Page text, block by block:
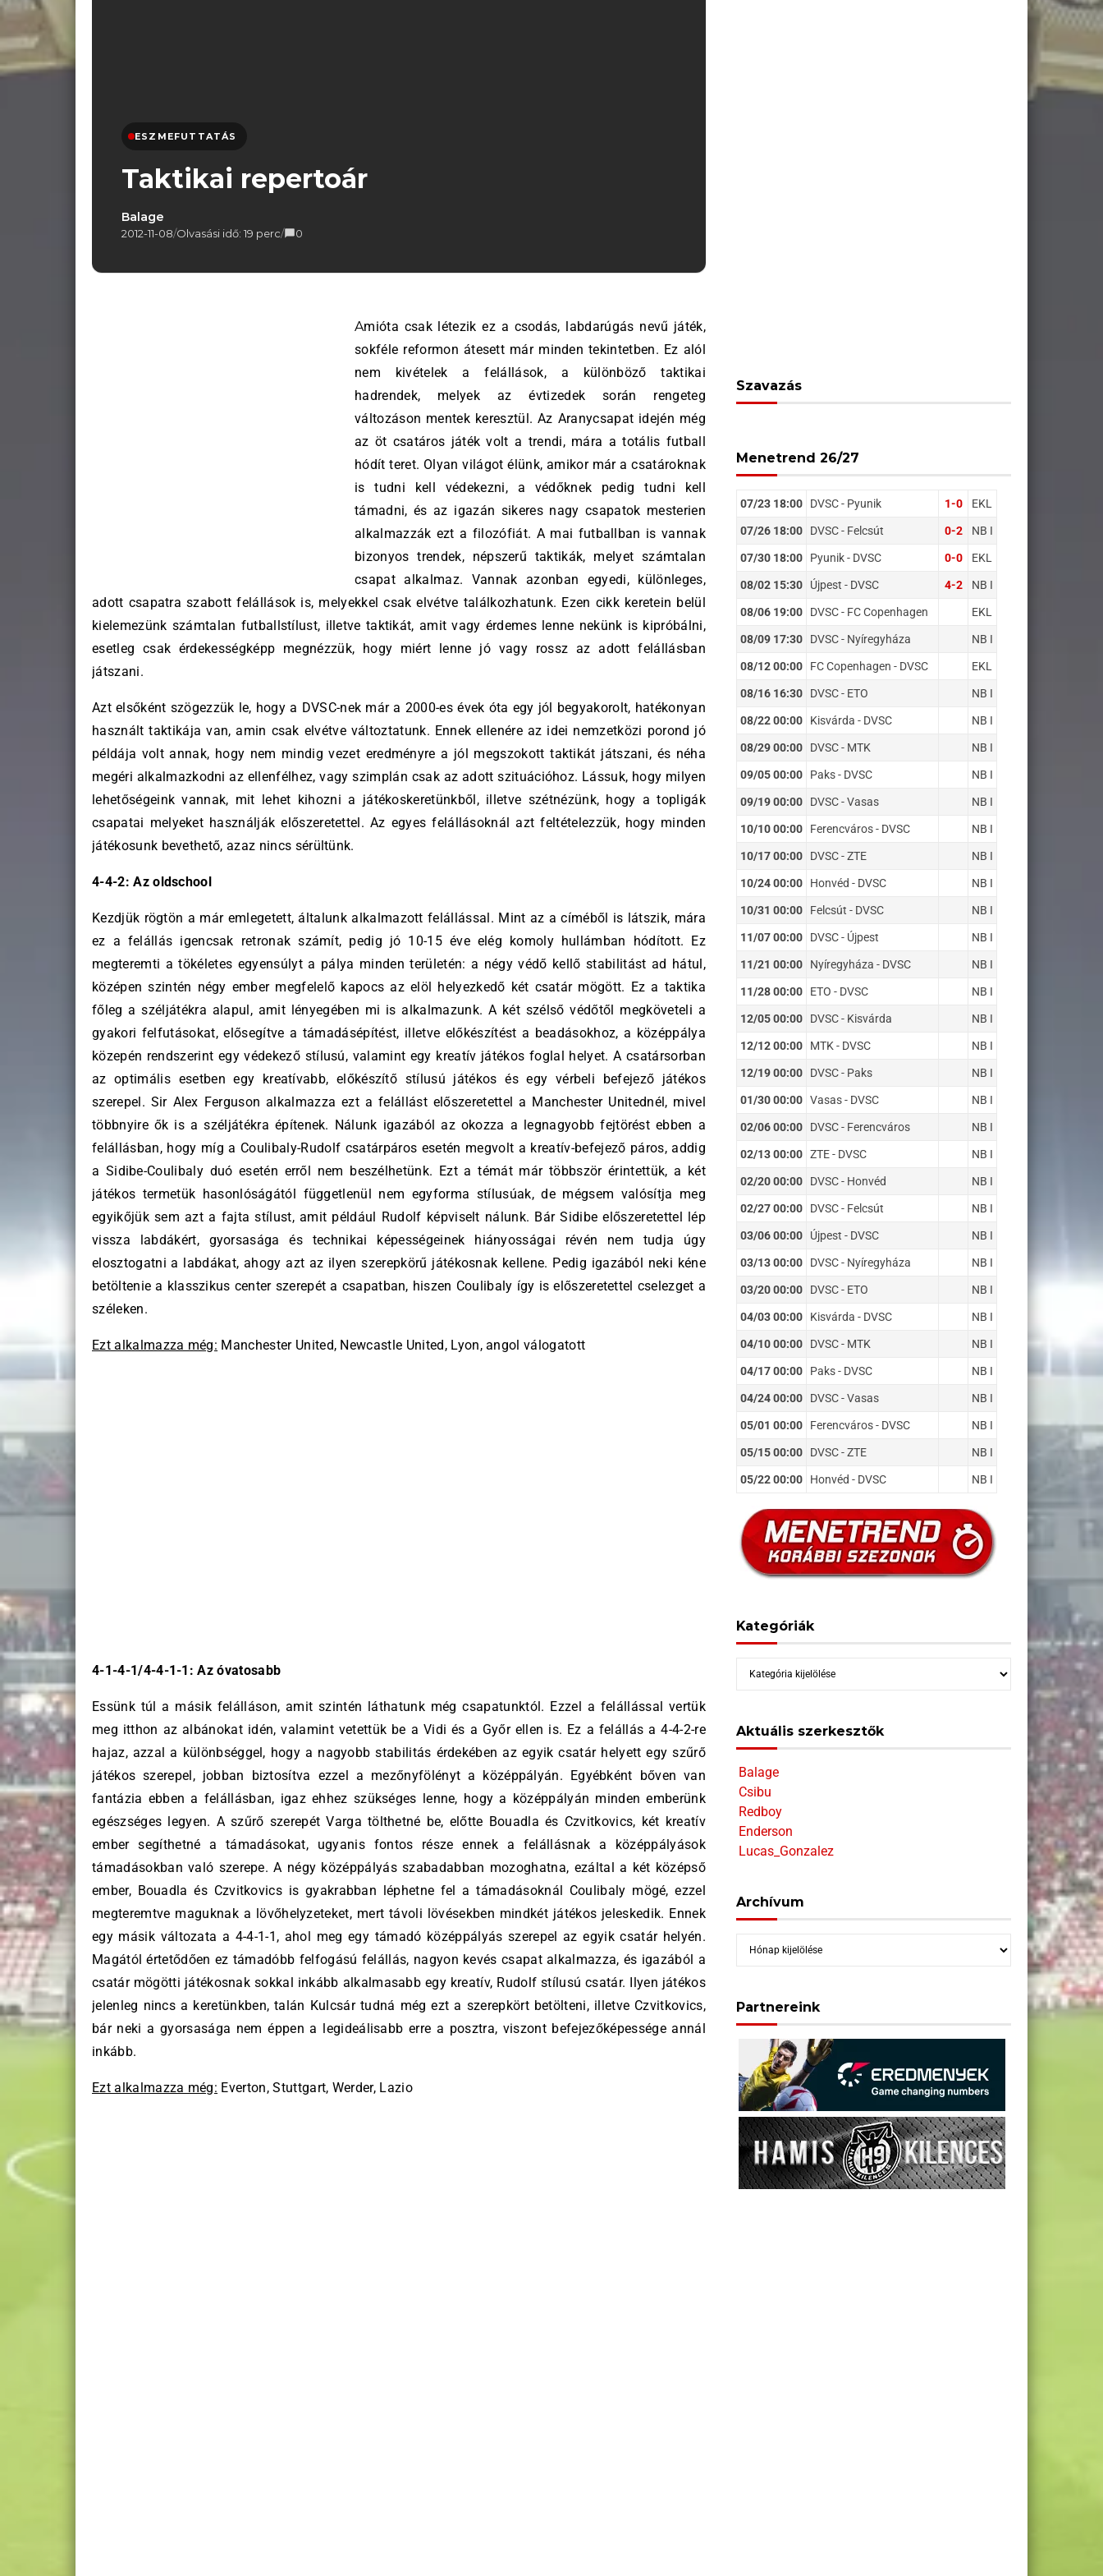
ESZMEFUTTATÁS
Taktikai repertoár
Balage
2012-11-08/Olvasási idő: 19 perc/ 0
Amióta csak létezik ez a csodás, labdarúgás nevű játék,
sokféle reformon átesett már minden tekintetben. Ez alól
nem kivételek a felállások, a különböző taktikai
hadrendek, melyek az évtizedek során rengeteg
változáson mentek keresztül. Az Aranycsapat idején még
az öt csatáros játék volt a trendi, mára a totális futball
hódít teret. Olyan világot élünk, amikor már a csatároknak
is tudni kell védekezni, a védőknek pedig tudni kell
támadni, és az igazán sikeres nagy csapatok mesterien
alkalmazzák ezt a filozófiát. A mai futballban is vannak
bizonyos trendek, népszerű taktikák, melyet számtalan
csapat alkalmaz. Vannak azonban egyedi, különleges,
adott csapatra szabott felállások is, melyekkel csak elvétve találkozhatunk. Ezen cikk keretein belül
kielemezünk számtalan futballstílust, illetve taktikát, amit vagy érdemes lenne nekünk is kipróbálni,
esetleg csak érdekességképp megnézzük, hogy miért lenne jó vagy rossz az adott felállásban
játszani.
Azt elsőként szögezzük le, hogy a DVSC-nek már a 2000-es évek óta egy jól begyakorolt, hatékonyan
használt taktikája van, amin csak elvétve változtatunk. Ennek ellenére az idei nemzetközi porond jó
példája volt annak, hogy nem mindig vezet eredményre a jól megszokott taktikát játszani, és néha
megéri alkalmazkodni az ellenfélhez, vagy szimplán csak az adott szituációhoz. Lássuk, hogy milyen
lehetőségeink vannak, mit lehet kihozni a játékoskeretünkből, illetve szétnézünk, hogy a topligák
csapatai melyeket használják előszeretettel. Az egyes felállásoknál azt feltételezzük, hogy minden
játékosunk bevethető, azaz nincs sérültünk.
4-4-2: Az oldschool
Kezdjük rögtön a már emlegetett, általunk alkalmazott felállással. Mint az a címéből is látszik, mára
ez a felállás igencsak retronak számít, pedig jó 10-15 éve elég komoly hullámban hódított. Ez
megteremti a tökéletes egyensúlyt a pálya minden területén: a négy védő kellő stabilitást ad hátul,
középen szintén négy ember megfelelő kapocs az elöl helyezkedő két csatár mögött. Ez a taktika
főleg a széljátékra alapul, amit lényegében mi is alkalmazunk. A két szélső védőtől megköveteli a
gyakori felfutásokat, elősegítve a támadásépítést, illetve előkészítést a beadásokhoz, a középpálya
közepén rendszerint egy védekező stílusú, valamint egy kreatív játékos foglal helyet. A csatársorban
az optimális esetben egy kreatívabb, előkészítő stílusú játékos és egy vérbeli befejező játékos
szerepel. Sir Alex Ferguson alkalmazza ezt a felállást előszeretettel a Manchester Unitednél, mivel
többnyire ők is a széljátékra építenek. Nálunk igazából az okozza a legnagyobb fejtörést ebben a
felállásban, hogy míg a Coulibaly-Rudolf csatárpáros esetén megvolt a kreatív-befejező páros, addig
a Sidibe-Coulibaly duó esetén erről nem beszélhetünk. Ezt a témát már többször érintettük, a két
játékos termetük hasonlóságától függetlenül nem egyforma stílusúak, de mégsem valósítja meg
egyikőjük sem azt a fajta stílust, amit például Rudolf képviselt nálunk. Bár Sidibe előszeretettel lép
vissza labdákért, gyorsasága és technikai képességeinek hiányosságai révén nem tudja úgy
elosztogatni a labdákat, ahogy azt az ilyen szerepkörű játékosnak kellene. Pedig igazából neki kéne
betöltenie a klasszikus center szerepét a csapatban, hiszen Coulibaly így is előszeretettel cselezget a
széleken.
Ezt alkalmazza még: Manchester United, Newcastle United, Lyon, angol válogatott
4-1-4-1/4-4-1-1: Az óvatosabb
Essünk túl a másik felálláson, amit szintén láthatunk még csapatunktól. Ezzel a felállással vertük
meg itthon az albánokat idén, valamint vetettük be a Vidi és a Győr ellen is. Ez a felállás a 4-4-2-re
hajaz, azzal a különbséggel, hogy a nagyobb stabilitás érdekében az egyik csatár helyett egy szűrő
játékos szerepel, jobban biztosítva ezzel a mezőnyfölényt a középpályán. Egyébként bőven van
fantázia ebben a felállásban, igaz ehhez szükséges lenne, hogy a középpályán minden emberünk
egészséges legyen. A szűrő szerepét Varga tölthetné be, előtte Bouadla és Czvitkovics, két kreatív
ember segíthetné a támadásokat, ugyanis fontos része ennek a felállásnak a középpályások
támadásokban való szerepe. A négy középpályás szabadabban mozoghatna, ezáltal a két középső
ember, Bouadla és Czvitkovics is gyakrabban léphetne fel a támadásoknál Coulibaly mögé, ezzel
megteremtve maguknak a lövőhelyzeteket, mert távoli lövésekben mindkét játékos jeleskedik. Ennek
egy másik változata a 4-4-1-1, ahol meg egy támadó középpályás szerepel az egyik csatár helyén.
Magától értetődően ez támadóbb felfogású felállás, nagyon kevés csapat alkalmazza, és igazából a
csatár mögötti játékosnak sokkal inkább alkalmasabb egy kreatív, Rudolf stílusú csatár. Ilyen játékos
jelenleg nincs a keretünkben, talán Kulcsár tudná még ezt a szerepkört betölteni, illetve Czvitkovics,
bár neki a gyorsasága nem éppen a legideálisabb erre a posztra, viszont befejezőképessége annál
inkább.
Ezt alkalmazza még: Everton, Stuttgart, Werder, Lazio
Szavazás
Menetrend 26/27
07/23 18:00 DVSC - Pyunik 1-0 EKL
07/26 18:00 DVSC - Felcsút 0-2 NB I
07/30 18:00 Pyunik - DVSC 0-0 EKL
08/02 15:30 Újpest - DVSC 4-2 NB I
08/06 19:00 DVSC - FC Copenhagen EKL
08/09 17:30 DVSC - Nyíregyháza NB I
08/12 00:00 FC Copenhagen - DVSC EKL
08/16 16:30 DVSC - ETO NB I
08/22 00:00 Kisvárda - DVSC NB I
08/29 00:00 DVSC - MTK NB I
09/05 00:00 Paks - DVSC NB I
09/19 00:00 DVSC - Vasas NB I
10/10 00:00 Ferencváros - DVSC NB I
10/17 00:00 DVSC - ZTE NB I
10/24 00:00 Honvéd - DVSC NB I
10/31 00:00 Felcsút - DVSC NB I
11/07 00:00 DVSC - Újpest NB I
11/21 00:00 Nyíregyháza - DVSC NB I
11/28 00:00 ETO - DVSC NB I
12/05 00:00 DVSC - Kisvárda NB I
12/12 00:00 MTK - DVSC NB I
12/19 00:00 DVSC - Paks NB I
01/30 00:00 Vasas - DVSC NB I
02/06 00:00 DVSC - Ferencváros NB I
02/13 00:00 ZTE - DVSC NB I
02/20 00:00 DVSC - Honvéd NB I
02/27 00:00 DVSC - Felcsút NB I
03/06 00:00 Újpest - DVSC NB I
03/13 00:00 DVSC - Nyíregyháza NB I
03/20 00:00 DVSC - ETO NB I
04/03 00:00 Kisvárda - DVSC NB I
04/10 00:00 DVSC - MTK NB I
04/17 00:00 Paks - DVSC NB I
04/24 00:00 DVSC - Vasas NB I
05/01 00:00 Ferencváros - DVSC NB I
05/15 00:00 DVSC - ZTE NB I
05/22 00:00 Honvéd - DVSC NB I
Kategóriák
Kategóriák
Aktuális szerkesztők
Balage
Csibu
Redboy
Enderson
Lucas_Gonzalez
Archívum
Archívum
Partnereink